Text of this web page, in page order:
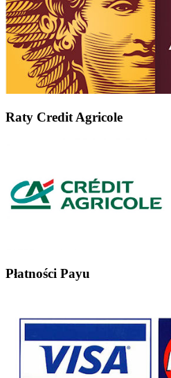
Raty Credit Agricole
Płatności Payu